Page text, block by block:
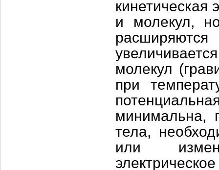
кинетическая
и молекул,
молекул
при
минимальна,
тела,
или